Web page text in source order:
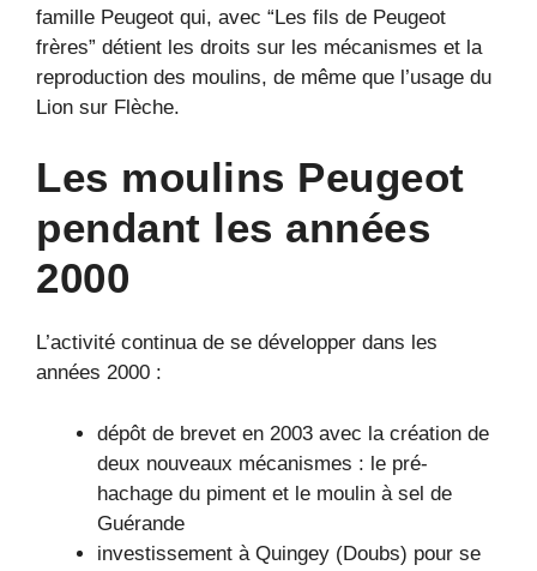
famille Peugeot qui, avec “Les fils de Peugeot
frères” détient les droits sur les mécanismes et la
reproduction des moulins, de même que l’usage du
Lion sur Flèche.
Les moulins Peugeot
pendant les années
2000
L’activité continua de se développer dans les
années 2000 :
dépôt de brevet en 2003 avec la création de
deux nouveaux mécanismes : le pré-
hachage du piment et le moulin à sel de
Guérande
investissement à Quingey (Doubs) pour se